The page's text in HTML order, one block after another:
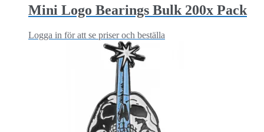
Mini Logo Bearings Bulk 200x Pack
Logga in för att se priser och beställa